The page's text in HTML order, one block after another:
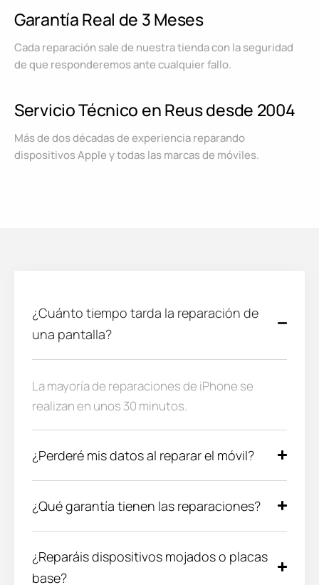
Garantía Real de 3 Meses
Cada reparación sale de nuestra tienda con la seguridad
de que responderemos ante cualquier fallo.
Servicio Técnico en Reus desde 2004
Más de dos décadas de experiencia reparando
dispositivos Apple y todas las marcas de móviles.
¿Cuánto tiempo tarda la reparación de
una pantalla?
La mayoría de reparaciones de iPhone se
realizan en unos 30 minutos.
¿Perderé mis datos al reparar el móvil?
¿Qué garantía tienen las reparaciones?
¿Reparáis dispositivos mojados o placas
base?